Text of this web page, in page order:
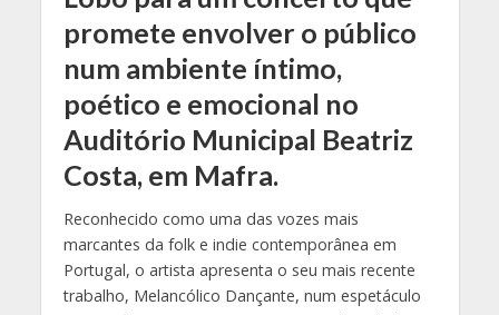
promete envolver o público
num ambiente íntimo,
poético e emocional no
Auditório Municipal Beatriz
Costa, em Mafra.
Reconhecido como uma das vozes mais
marcantes da folk e indie contemporânea em
Portugal, o artista apresenta o seu mais recente
trabalho, Melancólico Dançante, num espetáculo